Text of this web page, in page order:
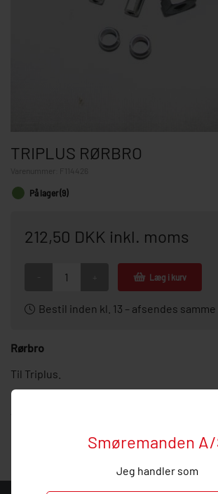
Smøremanden
Jeg handler som
TRIPLUS RØRBRO
F114426
På lager (9)
212,50 DKK inkl. moms
Læg i kurv
Bestil inden kl. 13 – afsendes samme
Rørbro
Til Triplus.